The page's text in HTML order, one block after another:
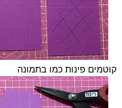
קוטמים פינות כמו בתמונה